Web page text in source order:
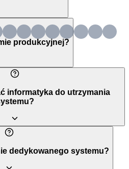
produkcyjnej?
informatyka do utrzymania
dedykowanego systemu?